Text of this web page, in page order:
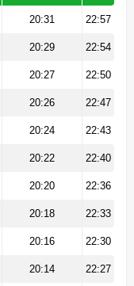
20:31 22:57
20:29 22:54
20:27 22:50
20:26 22:47
20:24 22:43
20:22 22:40
20:20 22:36
20:18 22:33
20:16 22:30
20:14 22:27